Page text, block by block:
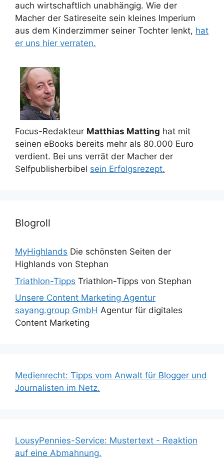
auch wirtschaftlich unabhängig. Wie der
Macher der Satireseite sein kleines Imperium
aus dem Kinderzimmer seiner Tochter lenkt, hat
er uns hier verraten.
Focus-Redakteur Matthias Matting hat mit
seinen eBooks bereits mehr als 80.000 Euro
verdient. Bei uns verrät der Macher der
Selfpublisherbibel sein Erfolgsrezept.
Blogroll
MyHighlands Die schönsten Seiten der
Highlands von Stephan
Triathlon-Tipps Triathlon-Tipps von Stephan
Unsere Content Marketing Agentur
sayang.group GmbH Agentur für digitales
Content Marketing
Medienrecht: Tipps vom Anwalt für Blogger und
Journalisten im Netz.
LousyPennies-Service: Mustertext - Reaktion
auf eine Abmahnung.